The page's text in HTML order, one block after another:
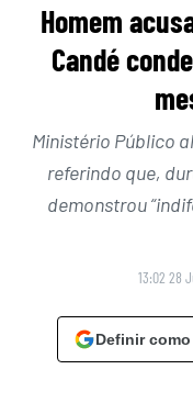
Homem
Candé
Ministério Público
referindo que,
demonstrou
13:02 28
Definir